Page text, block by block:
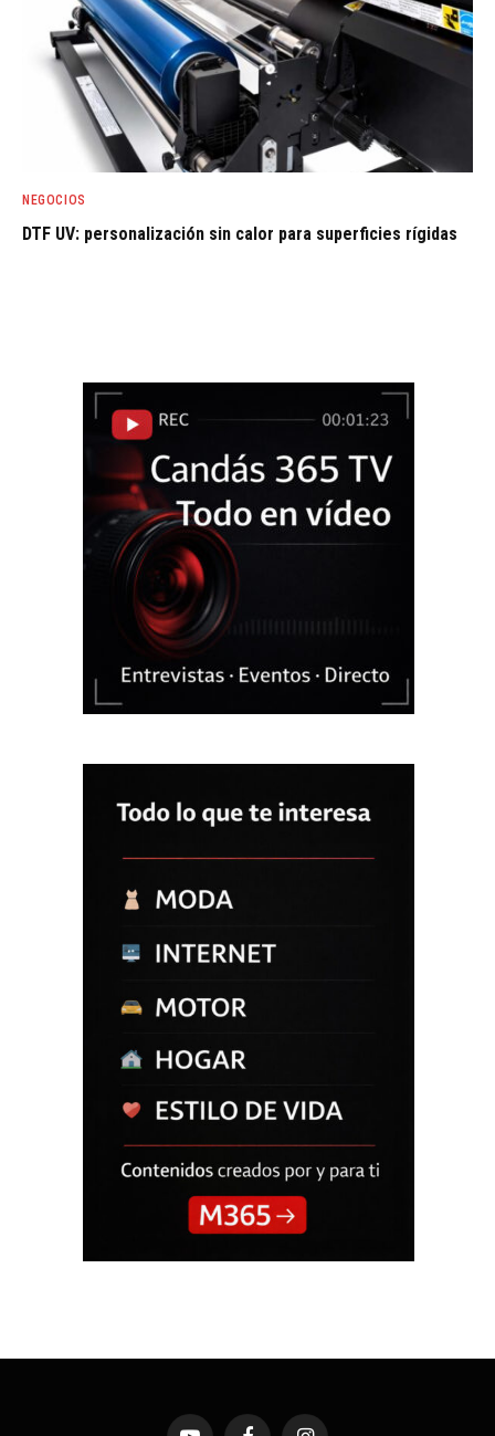
NEGOCIOS
DTF UV: personalización sin calor para superficies rígidas